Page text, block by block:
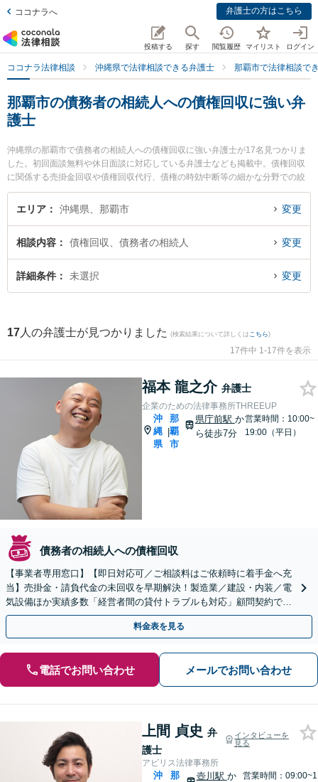
ココナラへ 弁護士の方はこちら
投稿する 探す 閲覧履歴 マイリスト ログイン
ココナラ法律相談 沖縄県で法律相談できる弁護士 那覇市で法律相談で
那覇市の債務者の相続人への債権回収に強い弁
護士
沖縄県の那覇市で債務者の相続人への債権回収に強い弁護士が17名見つかりま
した。初回面談無料や休日面談に対応している弁護士なども掲載中。債権回収
に関係する売掛金回収や債権回収代行、債権の時効中断等の細かな分野での絞
り込み検索もでき便利です。特に企業のための法律事務所THREEUPの福本 龍
之介弁護士やアビリス法律事務所の上間 貞史弁護士、弁護士法人ACLOGOSの
を今すぐに弁護士に相談したい』『債務者の相続人への債権回収のトラブル解
決の実績豊富な近くの弁護士を検索したい』『初回相談無料で債務者の相続人
への債権回収を法律相談できる那覇市内の弁護士に相談予約したい』などでお
エリア 沖縄県、那覇市 変更
相談内容 債権回収、債務者の相続人 変更
詳細条件 未選択 変更
17 人の弁護士が見つかりました (検索結果について詳しくは こちら)
17件中 1-17件を表示
福本 龍之介 弁護士
企業のための法律事務所THREEUP
沖
縄
県
|
那
覇
市
県庁前駅 か
ら徒歩7分
営業時間：10:00~
19:00（平日）
債務者の相続人への債権回収
【事業者専用窓口】【即日対応可／ご相談料はご依頼時に着手金へ充
当】売掛金・請負代金の未回収を早期解決！製造業／建設・内装／電
気設備ほか実績多数「経営者間の貸付トラブルも対応」顧問契約で未
回収の予防まで【休日・夜間・オンライン相談可】
料金表を見る
電話でお問い合わせ メールでお問い合わせ
上間 貞史 弁
護士
インタビューを
見る
アビリス法律事務所
沖
那
壺川駅 か
営業時間：09:00~1